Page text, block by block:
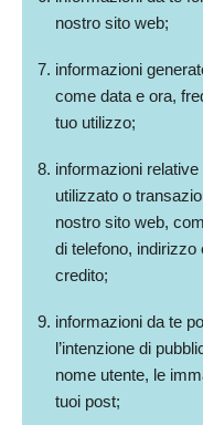
nostro sito web;
informazioni
come data e ora,
tuo utilizzo;
informazioni
utilizzato o
nostro sito web,
di telefono, indirizzo
credito;
informazioni da te
l’intenzione di
nome utente, le
tuoi post;